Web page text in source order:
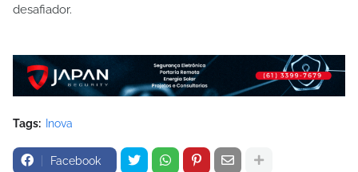
desafiador.
Tags: Inova
Facebook